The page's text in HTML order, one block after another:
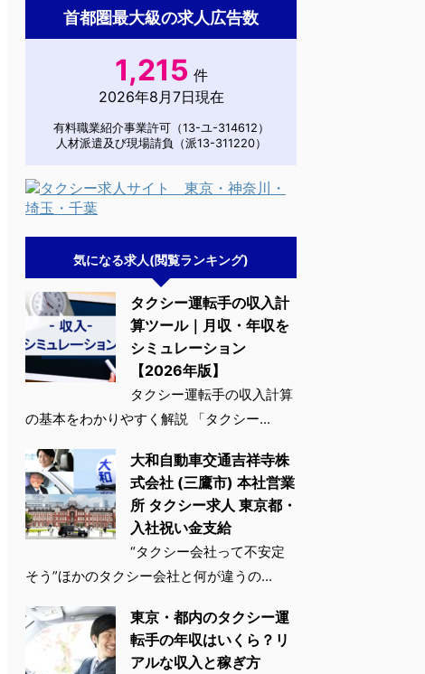
首都圏最大級の求人広告数
1,215 件
2026年8月7日現在
有料職業紹介事業許可（13-ユ-314612）
人材派遣及び現場請負（派13-311220）
気になる求人(閲覧ランキング)
タクシー運転手の収入計
算ツール｜月収・年収を
シミュレーション
【2026年版】
タクシー運転手の収入計算
の基本をわかりやすく解説 「タクシー...
大和自動車交通吉祥寺株
式会社 (三鷹市) 本社営業
所 タクシー求人 東京都・
入社祝い金支給
“タクシー会社って不安定
そう”ほかのタクシー会社と何が違うの...
東京・都内のタクシー運
転手の年収はいくら？リ
アルな収入と稼ぎ方